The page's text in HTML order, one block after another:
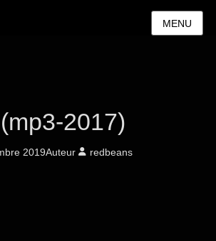
MENU
2017)
2019Auteur redbeans